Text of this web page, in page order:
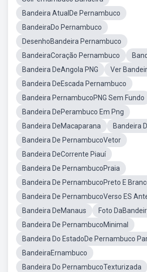
Bandeira AtualDe Pernambuco
BandeiraDo Pernambuco
DesenhoBandeira Pernambuco
BandeiraCoração Pernambuco
Bandeira DeAngola PNG
Ver
Bandeira DeEscada Pernambuco
Bandeira PernambucoPNG Sem Fundo
Bandeira DePerambuco Em Png
Bandeira DeMacaparana
Bandeira
Bandeira De PernambucoVetor
Bandeira DeCorrente Piauí
Bandeira De PernambucoPraia
Bandeira De PernambucoPreto E
Bandeira De PernambucoVerso ES
Bandeira DeManaus
Foto
Bandeira De PernambucoMinimal
Bandeira Do EstadoDe Pernambuco
BandeiraErnambuco
Bandeira Do PernambucoTexturizada